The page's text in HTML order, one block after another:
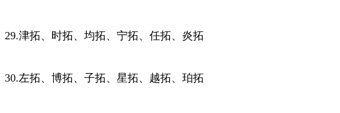
29.津拓、时拓、均拓、宁拓、任拓、炎拓
30.左拓、博拓、子拓、星拓、越拓、珀拓